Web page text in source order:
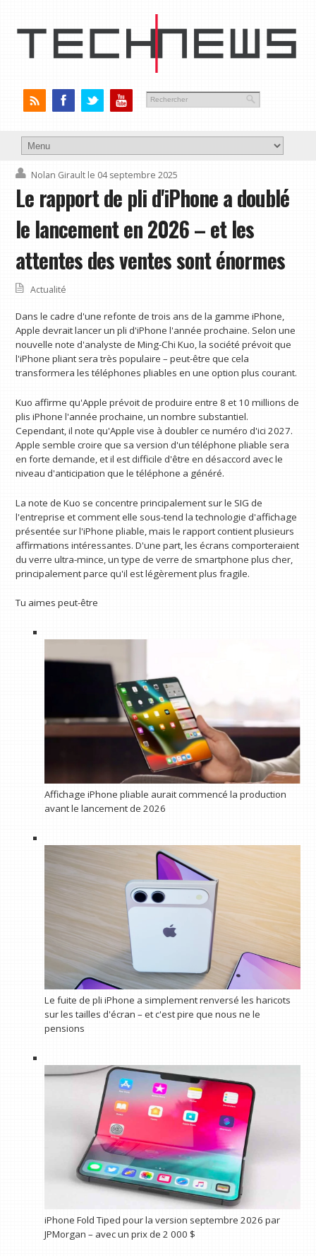
Nolan Girault le 04 septembre 2025
Le rapport de pli d'iPhone a doublé
le lancement en 2026 – et les
attentes des ventes sont énormes
Actualité
Dans le cadre d'une refonte de trois ans de la gamme iPhone,
Apple devrait lancer un pli d'iPhone l'année prochaine. Selon une
nouvelle note d'analyste de Ming-Chi Kuo, la société prévoit que
l'iPhone pliant sera très populaire – peut-être que cela
transformera les téléphones pliables en une option plus courant.
Kuo affirme qu'Apple prévoit de produire entre 8 et 10 millions de
plis iPhone l'année prochaine, un nombre substantiel.
Cependant, il note qu'Apple vise à doubler ce numéro d'ici 2027.
Apple semble croire que sa version d'un téléphone pliable sera
en forte demande, et il est difficile d'être en désaccord avec le
niveau d'anticipation que le téléphone a généré.
La note de Kuo se concentre principalement sur le SIG de
l'entreprise et comment elle sous-tend la technologie d'affichage
présentée sur l'iPhone pliable, mais le rapport contient plusieurs
affirmations intéressantes. D'une part, les écrans comporteraient
du verre ultra-mince, un type de verre de smartphone plus cher,
principalement parce qu'il est légèrement plus fragile.
Tu aimes peut-être
Affichage iPhone pliable aurait commencé la production
avant le lancement de 2026
Le fuite de pli iPhone a simplement renversé les haricots
sur les tailles d'écran – et c'est pire que nous ne le
pensions
iPhone Fold Tiped pour la version septembre 2026 par
JPMorgan – avec un prix de 2 000 $